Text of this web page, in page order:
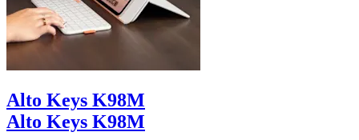
Alto Keys K98M
Alto Keys K98M